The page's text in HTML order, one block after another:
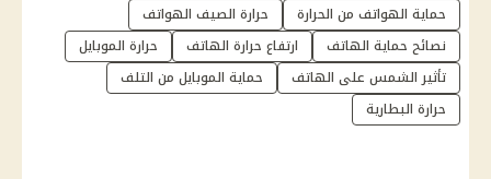
حماية الهواتف من الحرارة
حرارة الصيف الهواتف
نصائح حماية الهاتف
ارتفاع حرارة الهاتف
حرارة الموبايل
تأثير الشمس على الهاتف
حماية الموبايل من التلف
حرارة البطارية